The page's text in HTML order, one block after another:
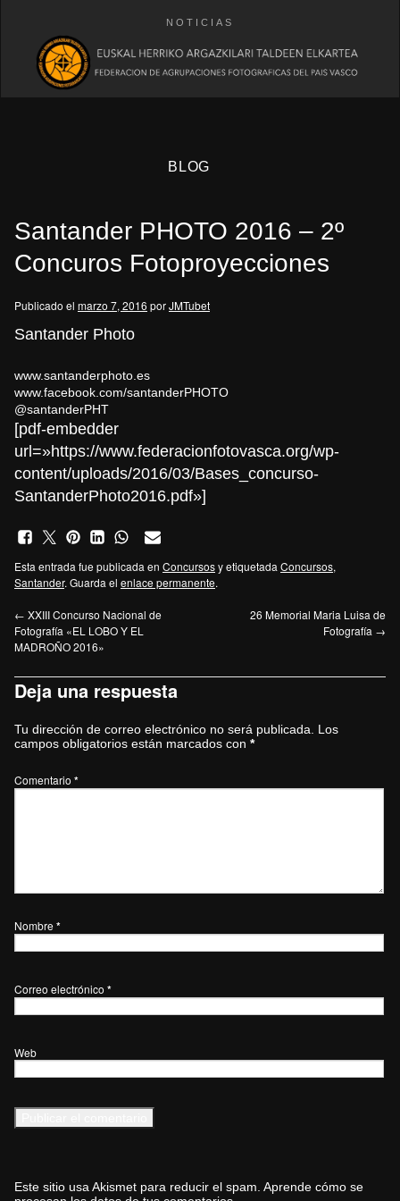
NOTICIAS
BLOG
Santander PHOTO 2016 – 2º
Concuros Fotoproyecciones
Publicado el marzo 7, 2016 porJMTubet
Santander Photo
www.santanderphoto.es
www.facebook.com/santanderPHOTO
@santanderPHT
[pdf-embedder
url=»https://www.federacionfotovasca.org/wp-
content/uploads/2016/03/Bases_concurso-
SantanderPhoto2016.pdf»]
Esta entrada fue publicada en Concursosy etiquetada Concursos,
Santander. Guarda el enlace permanente.
← XXIII Concurso Nacional de
Fotografía «EL LOBO Y EL
MADROÑO 2016»
26 Memorial Maria Luisa de
Fotografía →
Deja una respuesta
Tu dirección de correo electrónico no será publicada.
Los
campos obligatorios están marcados con *
Comentario *
Nombre *
Correo electrónico *
Web
Este sitio usa Akismet para reducir el spam. Aprende cómo se